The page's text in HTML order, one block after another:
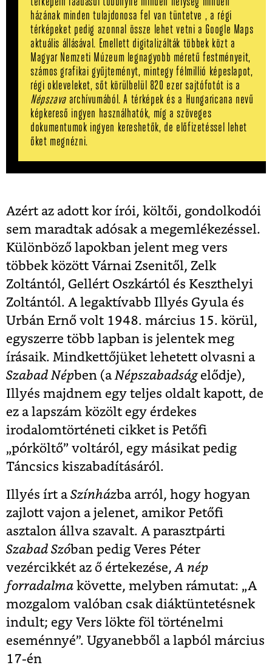
házának minden tulajdonosa fel van tüntetve , a régi
térképeket pedig azonnal össze lehet vetni a Google Maps
aktuális állásával. Emellett digitalizálták többek közt a
Magyar Nemzeti Múzeum legnagyobb méretű festményeit,
számos grafikai gyűjteményt, mintegy félmillió képeslapot,
régi okleveleket, sőt körülbelül 820 ezer sajtófotót is a
Népszava archívumából. A térképek és a Hungaricana nevű
képkereső ingyen használhatók, míg a szöveges
dokumentumok ingyen kereshetők, de előfizetéssel lehet
őket megnézni.
Azért az adott kor írói, költői, gondolkodói
sem maradtak adósak a megemlékezéssel.
Különböző lapokban jelent meg vers
többek között Várnai Zsenitől, Zelk
Zoltántól, Gellért Oszkártól és Keszthelyi
Zoltántól. A legaktívabb Illyés Gyula és
Urbán Ernő volt 1948. március 15. körül,
egyszerre több lapban is jelentek meg
írásaik. Mindkettőjüket lehetett olvasni a
Szabad Népben (aNépszabadságelődje),
Illyés majdnem egy teljes oldalt kapott, de
ez a lapszám közölt egy érdekes
irodalomtörténeti cikket is Petőfi
„pórköltő” voltáról, egy másikat pedig
Táncsics kiszabadításáról.
Illyés írt aSzínházba arról, hogy hogyan
zajlott vajon a jelenet, amikor Petőfi
asztalon állva szavalt. A parasztpárti
Szabad Szóban pedig Veres Péter
vezércikkét az ő értekezése, A nép
forradalma követte, melyben rámutat: „A
mozgalom valóban csak diáktüntetésnek
indult; egy Vers lökte föl történelmi
eseménnyé”. Ugyanebből a lapból március
17-én